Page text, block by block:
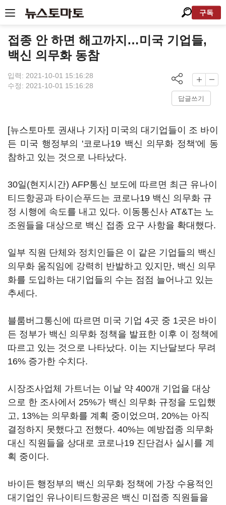
구독
접종 안 하면 해고까지…미국 기업들,
백신 의무화 동참
입력: 2021-10-01 15:16:28
수정: 2021-10-01 15:16:28
답글쓰기
[뉴스토마토 권새나 기자] 미국의 대기업들이 조 바이
든 미국 행정부의 '코로나19 백신 의무화 정책'에 동
참하고 있는 것으로 나타났다.
30일(현지시간) AFP통신 보도에 따르면 최근 유나이
티드항공과 타이슨푸드는 코로나19 백신 의무화 규
정 시행에 속도를 내고 있다. 이동통신사 AT&T는 노
조원들을 대상으로 백신 접종 요구 사항을 확대했다.
일부 직원 단체와 정치인들은 이 같은 기업들의 백신
의무화 움직임에 강력히 반발하고 있지만, 백신 의무
화를 도입하는 대기업들의 수는 점점 늘어나고 있는
추세다.
블룸버그통신에 따르면 미국 기업 4곳 중 1곳은 바이
든 정부가 백신 의무화 정책을 발표한 이후 이 정책에
따르고 있는 것으로 나타났다. 이는 지난달보다 무려
16% 증가한 수치다.
시장조사업체 가트너는 이날 약 400개 기업을 대상
으로 한 조사에서 25%가 백신 의무화 규정을 도입했
고, 13%는 의무화를 계획 중이었으며, 20%는 아직
결정하지 못했다고 전했다. 40%는 예방접종 의무화
대신 직원들을 상대로 코로나19 진단검사 실시를 계
획 중이다.
바이든 행정부의 백신 의무화 정책에 가장 수용적인
대기업인 유나이티드항공은 백신 미접종 직원들을